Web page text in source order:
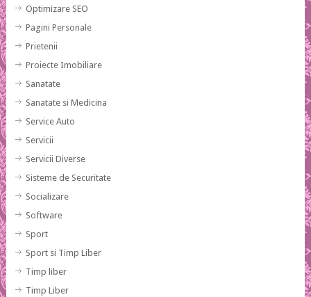
Optimizare SEO
Pagini Personale
Prietenii
Proiecte Imobiliare
Sanatate
Sanatate si Medicina
Service Auto
Servicii
Servicii Diverse
Sisteme de Securitate
Socializare
Software
Sport
Sport si Timp Liber
Timp liber
Timp Liber